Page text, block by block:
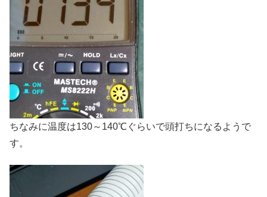
ちなみに温度は130～140℃ぐらいで頭打ちになるようで
す。